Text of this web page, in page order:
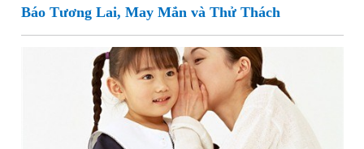
Báo Tương Lai, May Mắn và Thử Thách